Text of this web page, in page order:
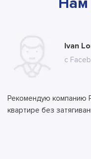
Мария
с сайта
Ivan
с
Рекомендую компанию
квартире без
Ильяс
с сайта
Алла
с сайта
Тимур
с сайта